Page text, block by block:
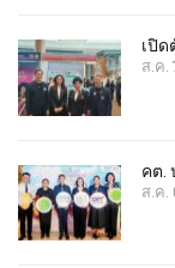
เปิด
ส.ค.
คต.
ส.ค.